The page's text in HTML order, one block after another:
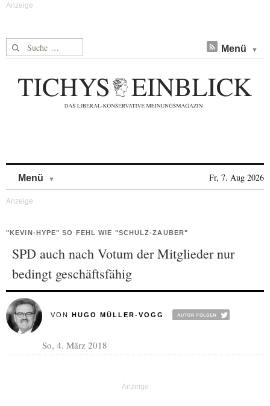
Suche nach: Menü
Menü Fr, 7. Aug 2026
"KEVIN-HYPE" SO FEHL WIE "SCHULZ-ZAUBER"
SPD auch nach Votum der Mitglieder nur
bedingt geschäftsfähig
VON HUGO MÜLLER-VOGG
So, 4. März 2018